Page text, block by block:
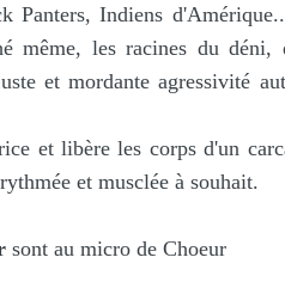
Panters, Indiens
même, les racines du déni,
et mordante agressivité
et libère les corps d'un
et musclée à souhait.
sont au micro de Choeur